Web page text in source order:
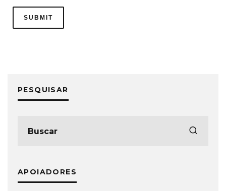
PESQUISAR
APOIADORES